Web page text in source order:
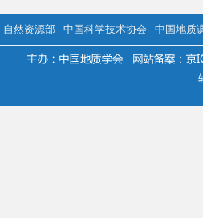
自然资源部 中国科学技术协会 中国地质